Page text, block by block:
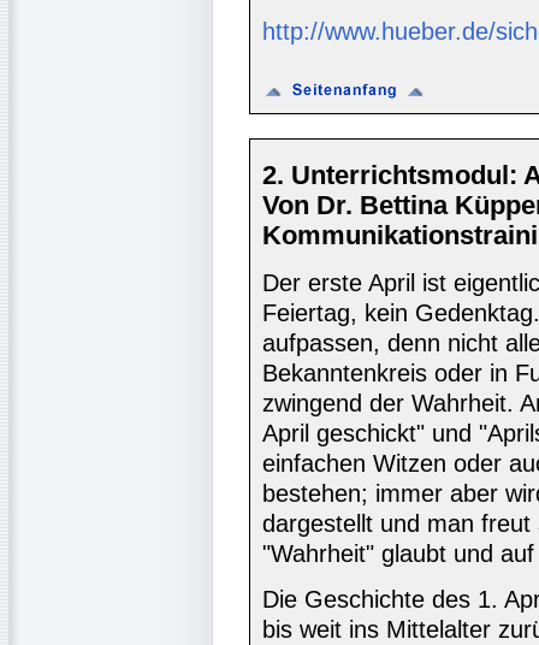
http://www.hueber.de/
2. Unterrichtsmodul:
Von Dr. Bettina
Der erste April ist
Feiertag, kein
aufpassen, denn nicht
Bekanntenkreis oder in
zwingend der Wahrheit.
April geschickt" und
einfachen Witzen oder
bestehen; immer aber
dargestellt und man
"Wahrheit" glaubt und
Die Geschichte des 1.
bis weit ins Mittelalter